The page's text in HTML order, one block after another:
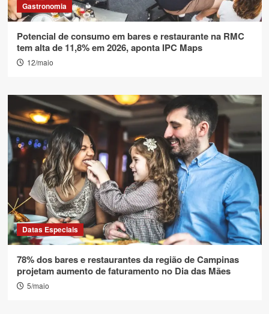
Gastronomia
Potencial de consumo em bares e restaurante na RMC
tem alta de 11,8% em 2026, aponta IPC Maps
12/maio
Datas Especiais
78% dos bares e restaurantes da região de Campinas
projetam aumento de faturamento no Dia das Mães
5/maio